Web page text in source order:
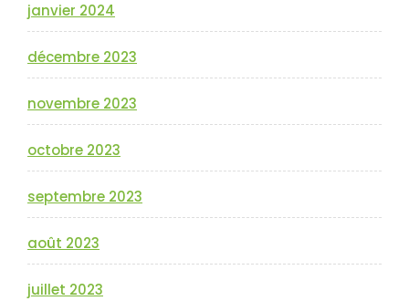
janvier 2024
décembre 2023
novembre 2023
octobre 2023
septembre 2023
août 2023
juillet 2023